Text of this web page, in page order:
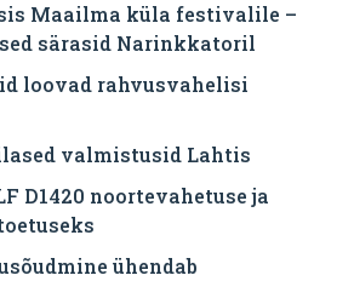
Maailma küla festivalile –
särasid Narinkkatoril
loovad rahvusvahelisi
valmistusid Lahtis
D1420 noortevahetuse ja
ühendab